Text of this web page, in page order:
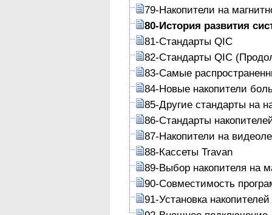
79-Накопители на
80-История развития
81-Стандарты QIC
82-Стандарты QIC
83-Самые
84-Новые накопители
85-Другие стандарты на
86-Стандарты
87-Накопители на
88-Кассеты Travan
89-Выбор накопителя на
90-Совместимость
91-Установка